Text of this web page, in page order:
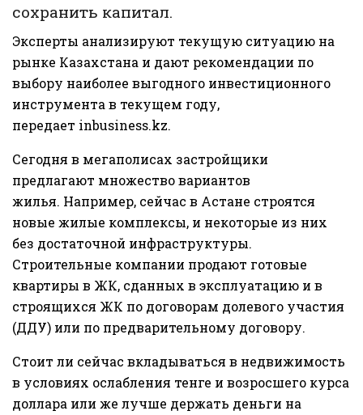
сохранить капитал.
Эксперты анализируют текущую ситуацию на
рынке Казахстана и дают рекомендации по
выбору наиболее выгодного инвестиционного
инструмента в текущем году,
передает inbusiness.kz.
Сегодня в мегаполисах застройщики
предлагают множество вариантов
жилья. Например, сейчас в Астане строятся
новые жилые комплексы, и некоторые из них
без достаточной инфраструктуры.
Строительные компании продают готовые
квартиры в ЖК, сданных в эксплуатацию и в
строящихся ЖК по договорам долевого участия
(ДДУ) или по предварительному договору.
Стоит ли сейчас вкладываться в недвижимость
в условиях ослабления тенге и возросшего курса
доллара или же лучше держать деньги на